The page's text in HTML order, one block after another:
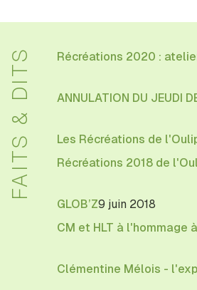
FAITS & DITS
Les Récréations de
GLOB’Z9 juin 2018